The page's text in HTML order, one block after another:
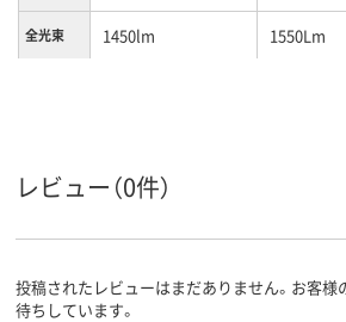
全光束 1450lm 1550Lm
レビュー（0件）
投稿されたレビューはまだありません。お客
待ちしています。